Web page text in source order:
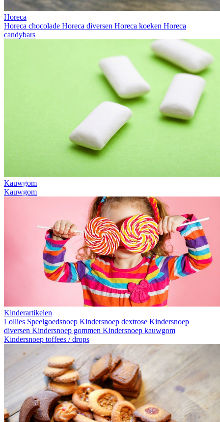
Horeca
Horeca chocolade Horeca diversen Horeca koeken Horeca
candybars
Kauwgom
Kauwgom
Kinderartikelen
Lollies Speelgoedsnoep Kindersnoep dextrose Kindersnoep
diversen Kindersnoep gommen Kindersnoep kauwgom
Kindersnoep toffees / drops